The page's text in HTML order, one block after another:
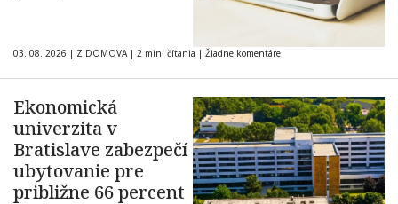
03. 08. 2026 | Z DOMOVA | 2 min. čítania | Žiadne komentáre
Ekonomická
univerzita v
Bratislave zabezpečí
ubytovanie pre
približne 66 percent